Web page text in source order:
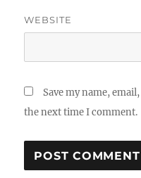
WEBSITE
Save my name,
the next time I comment.